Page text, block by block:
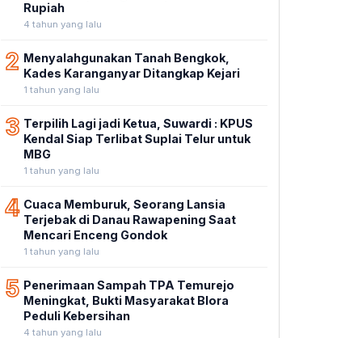
Rupiah
4 tahun yang lalu
2 Menyalahgunakan Tanah Bengkok,
Kades Karanganyar Ditangkap Kejari
1 tahun yang lalu
3 Terpilih Lagi jadi Ketua, Suwardi : KPUS
Kendal Siap Terlibat Suplai Telur untuk
MBG
1 tahun yang lalu
4 Cuaca Memburuk, Seorang Lansia
Terjebak di Danau Rawapening Saat
Mencari Enceng Gondok
1 tahun yang lalu
5 Penerimaan Sampah TPA Temurejo
Meningkat, Bukti Masyarakat Blora
Peduli Kebersihan
4 tahun yang lalu